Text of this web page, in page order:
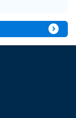
expand_circle_right